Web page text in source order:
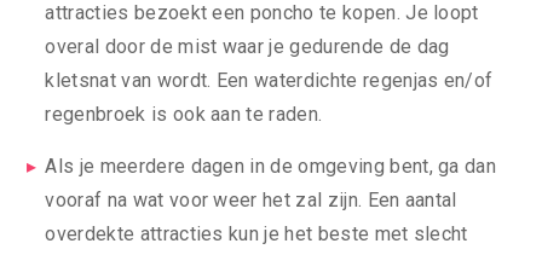
attracties bezoekt een poncho te kopen. Je loopt
overal door de mist waar je gedurende de dag
kletsnat van wordt. Een waterdichte regenjas en/of
regenbroek is ook aan te raden.
Als je meerdere dagen in de omgeving bent, ga dan
vooraf na wat voor weer het zal zijn. Een aantal
overdekte attracties kun je het beste met slecht